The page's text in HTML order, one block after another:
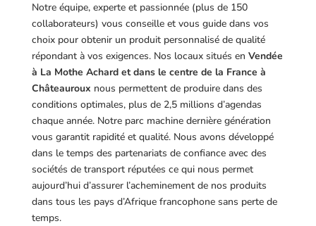
Notre équipe, experte et passionnée (plus de 150
collaborateurs) vous conseille et vous guide dans vos
choix pour obtenir un produit personnalisé de qualité
répondant à vos exigences. Nos locaux situés en Vendée
à La Mothe Achard et dans le centre de la France à
Châteauroux nous permettent de produire dans des
conditions optimales, plus de 2,5 millions d’agendas
chaque année. Notre parc machine dernière génération
vous garantit rapidité et qualité. Nous avons développé
dans le temps des partenariats de confiance avec des
sociétés de transport réputées ce qui nous permet
aujourd’hui d’assurer l’acheminement de nos produits
dans tous les pays d’Afrique francophone sans perte de
temps.